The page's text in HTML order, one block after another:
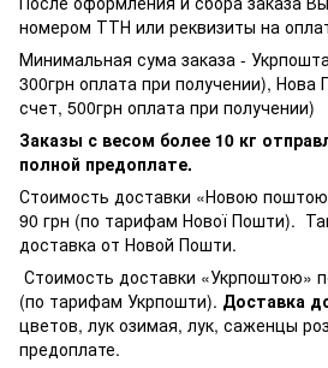
номером ТТН или реквизиты на
Минимальная сума заказа -
300грн оплата при получении), Нова
счет, 500грн оплата при получении)
Заказы с весом более 10 кг
полной предоплате.
Стоимость доставки «Новою
90 грн (по тарифам Нової Пошти).
доставка от Новой Пошти.
Стоимость доставки «Укрпоштою»
(по тарифам Укрпошти). Доставка
цветов, лук озимая, лук, саженцы
предоплате.